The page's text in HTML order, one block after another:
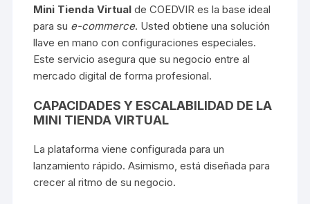
Mini Tienda Virtual de COEDVIR es la base ideal
para su e-commerce. Usted obtiene una solución
llave en mano con configuraciones especiales.
Este servicio asegura que su negocio entre al
mercado digital de forma profesional.
CAPACIDADES Y ESCALABILIDAD DE LA
MINI TIENDA VIRTUAL
La plataforma viene configurada para un
lanzamiento rápido. Asimismo, está diseñada para
crecer al ritmo de su negocio.